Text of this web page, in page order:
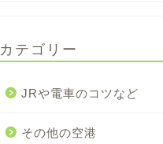
カテゴリー
JRや電車のコツなど
その他の空港